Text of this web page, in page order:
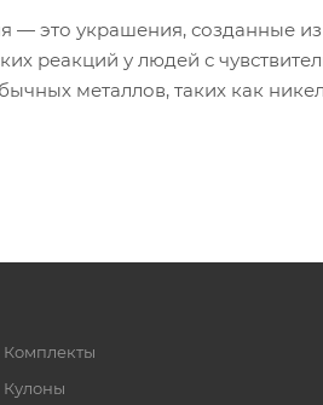
— это украшения, созданные
реакций у людей с
металлов, таких как
хотя даже золотые
Комплекты
Кулоны